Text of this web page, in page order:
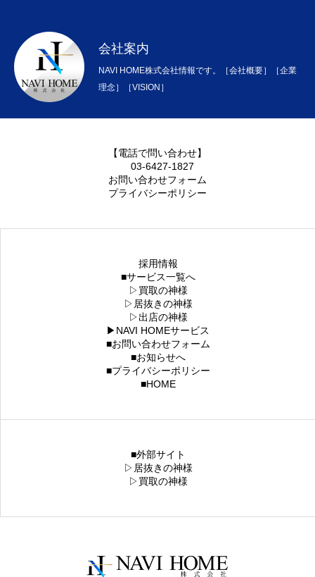
会社案内
NAVI HOME株式会社情報です。［会社概要］［企業
理念］［VISION］
【電話で問い合わせ】
03-6427-1827
お問い合わせフォーム
プライバシーポリシー
採用情報
■サービス一覧へ
▷買取の神様
▷居抜きの神様
▷出店の神様
▶NAVI HOMEサービス
■お問い合わせフォーム
■お知らせへ
■プライバシーポリシー
■HOME
■外部サイト
▷居抜きの神様
▷買取の神様